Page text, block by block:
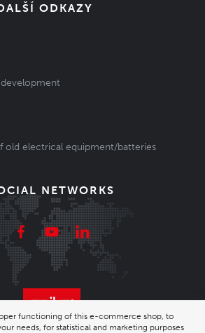
ODKAZY
old electrical equipment/batteries
NETWORKS
functioning of this e-commerce shop, to
needs, for statistical and marketing purposes